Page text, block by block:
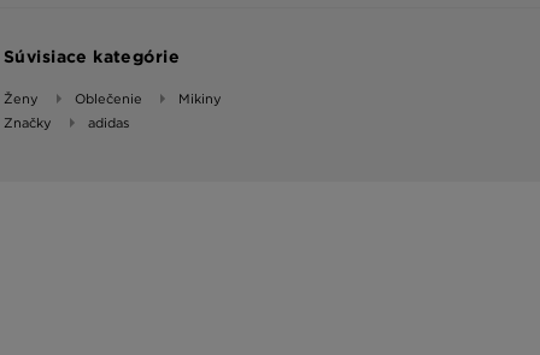
Súvisiace kategórie
Ženy Oblečenie
Mikiny
Značky
adidas